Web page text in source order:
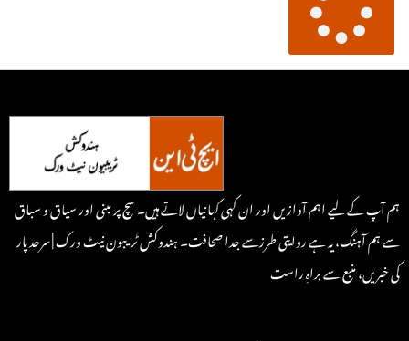
ہم آپ کے لیے اہم آوازیں اور ان کہی کہانیاں لاتے ہیں۔ سچ پر مبنی اور سیاق و سباق
سے ہم آہنگ، یہ ہے روایتی طرزسے جدا صحافت۔ ہندوکش ٹریبون نیٹ ورک | سرحد پار
کی خبریں، منبع سے براہِ راست